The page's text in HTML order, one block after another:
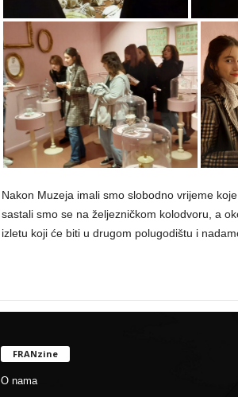
Nakon Muzeja imali smo slobodno vrijeme
sastali smo se na željezničkom kolodvoru, a
izletu koji će biti u drugom polugodištu i
FRANzine
O nama